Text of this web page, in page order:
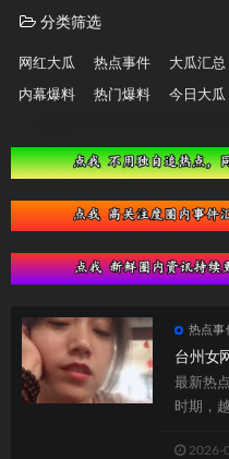
分类筛选
网红大瓜 热点事件 大瓜汇总
内幕爆料 热门爆料 今日大瓜
热点事
台州女
最新热
时期，
2026-